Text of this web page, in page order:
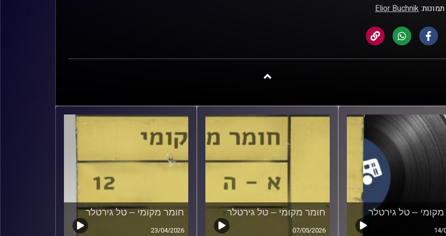
Elior Buchnik
– טל גירטלר
14/
חומר מקומי – טל גירטלר
07/05/2026
חומר מקומי – טל גירטלר
23/04/2026